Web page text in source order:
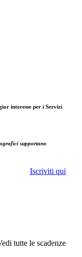
interesse per i Servizi
supportano
Iscriviti qui
tutte le scadenze